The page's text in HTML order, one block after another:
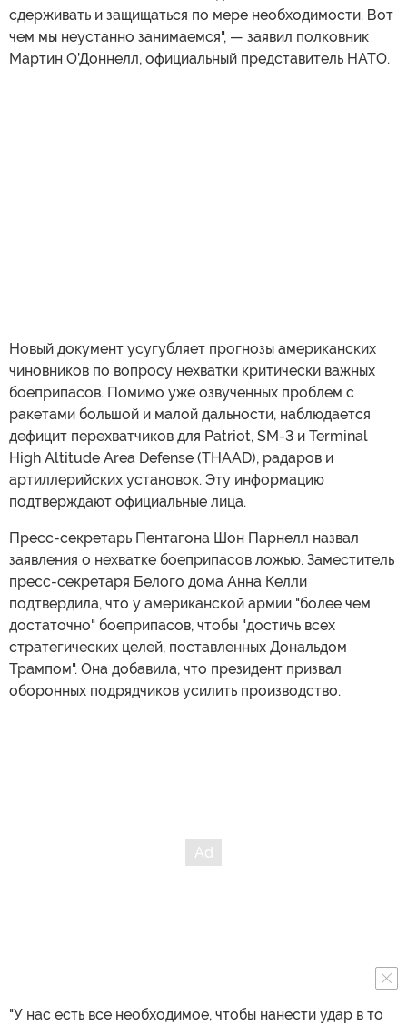
сдерживать и защищаться по мере необходимости. Вот
чем мы неустанно занимаемся", — заявил полковник
Мартин О’Доннелл, официальный представитель НАТО.
Новый документ усугубляет прогнозы американских
чиновников по вопросу нехватки критически важных
боеприпасов. Помимо уже озвученных проблем с
ракетами большой и малой дальности, наблюдается
дефицит перехватчиков для Patriot, SM-3 и Terminal
High Altitude Area Defense (THAAD), радаров и
артиллерийских установок. Эту информацию
подтверждают официальные лица.
Пресс-секретарь Пентагона Шон Парнелл назвал
заявления о нехватке боеприпасов ложью. Заместитель
пресс-секретаря Белого дома Анна Келли
подтвердила, что у американской армии "более чем
достаточно" боеприпасов, чтобы "достичь всех
стратегических целей, поставленных Дональдом
Трампом". Она добавила, что президент призвал
оборонных подрядчиков усилить производство.
"У нас есть все необходимое, чтобы нанести удар в то